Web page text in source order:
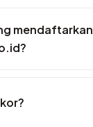
mendaftarkan